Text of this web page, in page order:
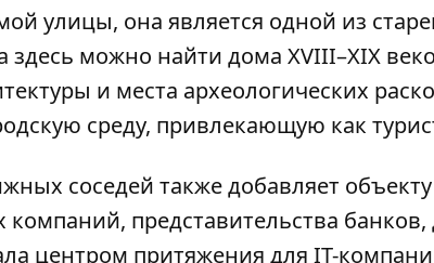
улицы, она является одной из
здесь можно найти дома XVIII–XIX
и места археологических
среду, привлекающую как
соседей также добавляет
представительства
центром притяжения для IТ-